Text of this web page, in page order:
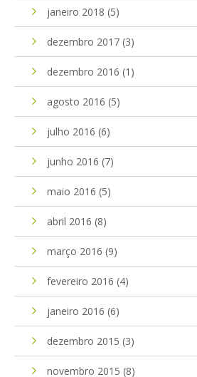
janeiro 2018 (5)
dezembro 2017 (3)
dezembro 2016 (1)
agosto 2016 (5)
julho 2016 (6)
junho 2016 (7)
maio 2016 (5)
abril 2016 (8)
março 2016 (9)
fevereiro 2016 (4)
janeiro 2016 (6)
dezembro 2015 (3)
novembro 2015 (8)